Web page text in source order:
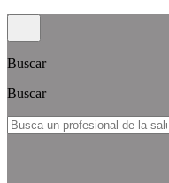
Buscar
Buscar